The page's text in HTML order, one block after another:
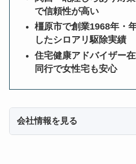
で信頼性が高い
橿原市で創業1968年・
したシロアリ駆除実績
住宅健康アドバイザー
同行で女性宅も安心
会社情報を見る